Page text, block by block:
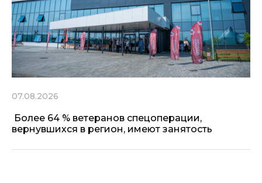
07.08.2026
Более 64 % ветеранов спецоперации,
вернувшихся в регион, имеют занятость